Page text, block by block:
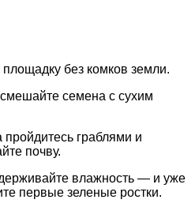
без комков земли.
семена с сухим
пройдитесь граблями и
почву.
влажность — и уже
первые зеленые ростки.